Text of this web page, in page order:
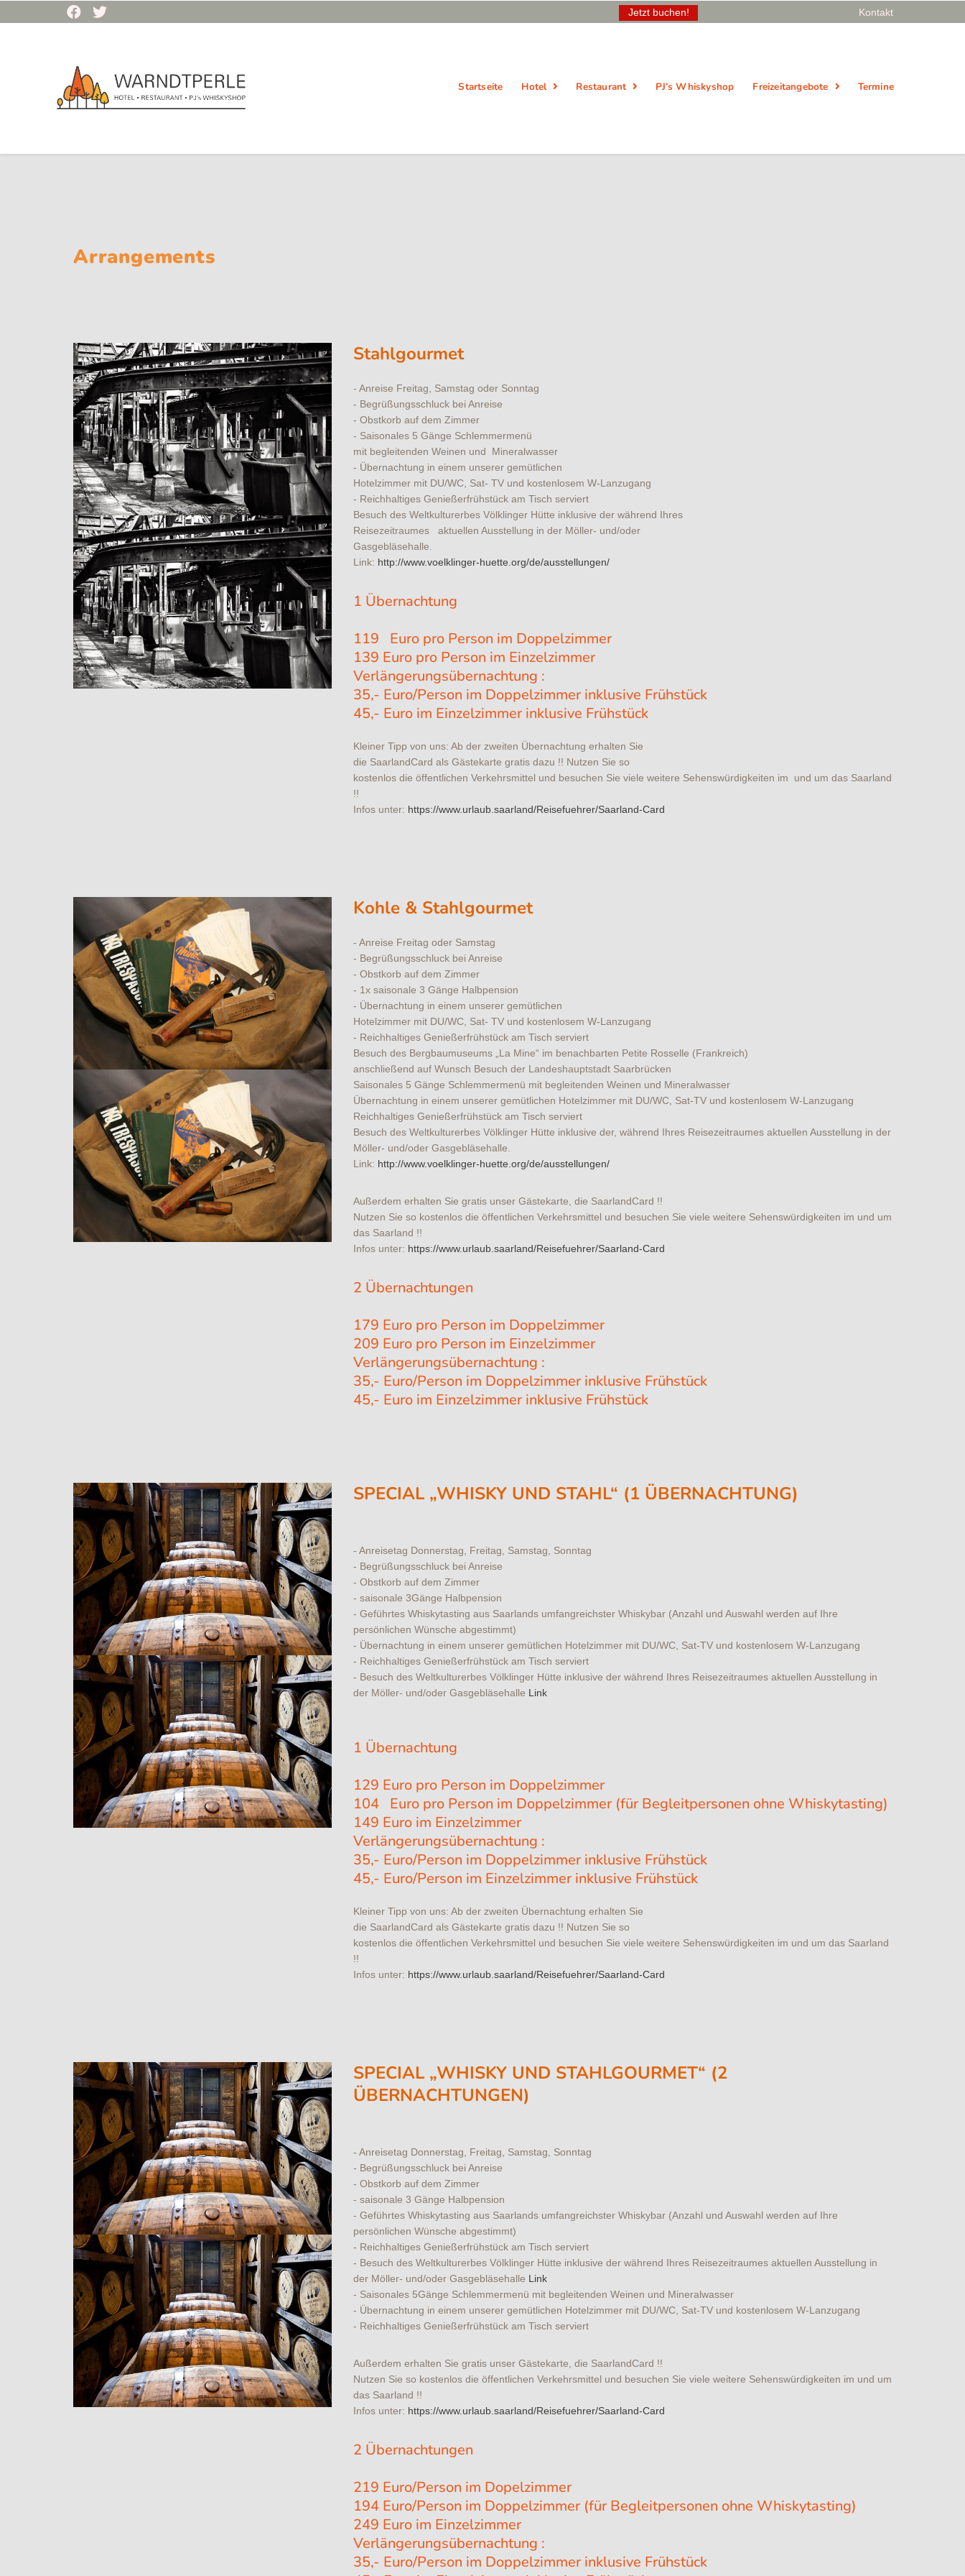
Jetzt buchen! Kontakt
Startseite Hotel Restaurant PJ’s Whiskyshop Freizeitangebote Termine
Arrangements
Stahlgourmet
- Anreise Freitag, Samstag oder Sonntag
- Begrüßungsschluck bei Anreise
- Obstkorb auf dem Zimmer
- Saisonales 5 Gänge Schlemmermenü
mit begleitenden Weinen und Mineralwasser
- Übernachtung in einem unserer gemütlichen
Hotelzimmer mit DU/WC, Sat- TV und kostenlosem W-Lanzugang
- Reichhaltiges Genießerfrühstück am Tisch serviert
Besuch des Weltkulturerbes Völklinger Hütte inklusive der während Ihres
Reisezeitraumes aktuellen Ausstellung in der Möller- und/oder
Gasgebläsehalle.
Link: http://www.voelklinger-huette.org/de/ausstellungen/
1 Übernachtung
119 Euro pro Person im Doppelzimmer
139 Euro pro Person im Einzelzimmer
Verlängerungsübernachtung :
35,- Euro/Person im Doppelzimmer inklusive Frühstück
45,- Euro im Einzelzimmer inklusive Frühstück
Kleiner Tipp von uns: Ab der zweiten Übernachtung erhalten Sie
die SaarlandCard als Gästekarte gratis dazu !! Nutzen Sie so
kostenlos die öffentlichen Verkehrsmittel und besuchen Sie viele weitere Sehenswürdigkeiten im und um das Saarland
!!
Infos unter: https://www.urlaub.saarland/Reisefuehrer/Saarland-Card
Kohle & Stahlgourmet
- Anreise Freitag oder Samstag
- Begrüßungsschluck bei Anreise
- Obstkorb auf dem Zimmer
- 1x saisonale 3 Gänge Halbpension
- Übernachtung in einem unserer gemütlichen
Hotelzimmer mit DU/WC, Sat- TV und kostenlosem W-Lanzugang
- Reichhaltiges Genießerfrühstück am Tisch serviert
Besuch des Bergbaumuseums „La Mine“ im benachbarten Petite Rosselle (Frankreich)
anschließend auf Wunsch Besuch der Landeshauptstadt Saarbrücken
Saisonales 5 Gänge Schlemmermenü mit begleitenden Weinen und Mineralwasser
Übernachtung in einem unserer gemütlichen Hotelzimmer mit DU/WC, Sat-TV und kostenlosem W-Lanzugang
Reichhaltiges Genießerfrühstück am Tisch serviert
Besuch des Weltkulturerbes Völklinger Hütte inklusive der, während Ihres Reisezeitraumes aktuellen Ausstellung in der
Möller- und/oder Gasgebläsehalle.
Link: http://www.voelklinger-huette.org/de/ausstellungen/
Außerdem erhalten Sie gratis unser Gästekarte, die SaarlandCard !!
Nutzen Sie so kostenlos die öffentlichen Verkehrsmittel und besuchen Sie viele weitere Sehenswürdigkeiten im und um
das Saarland !!
Infos unter: https://www.urlaub.saarland/Reisefuehrer/Saarland-Card
2 Übernachtungen
179 Euro pro Person im Doppelzimmer
209 Euro pro Person im Einzelzimmer
Verlängerungsübernachtung :
35,- Euro/Person im Doppelzimmer inklusive Frühstück
45,- Euro im Einzelzimmer inklusive Frühstück
SPECIAL „WHISKY UND STAHL“ (1 ÜBERNACHTUNG)
- Anreisetag Donnerstag, Freitag, Samstag, Sonntag
- Begrüßungsschluck bei Anreise
- Obstkorb auf dem Zimmer
- saisonale 3Gänge Halbpension
- Geführtes Whiskytasting aus Saarlands umfangreichster Whiskybar (Anzahl und Auswahl werden auf Ihre
persönlichen Wünsche abgestimmt)
- Übernachtung in einem unserer gemütlichen Hotelzimmer mit DU/WC, Sat-TV und kostenlosem W-Lanzugang
- Reichhaltiges Genießerfrühstück am Tisch serviert
- Besuch des Weltkulturerbes Völklinger Hütte inklusive der während Ihres Reisezeitraumes aktuellen Ausstellung in
der Möller- und/oder Gasgebläsehalle Link
1 Übernachtung
129 Euro pro Person im Doppelzimmer
104 Euro pro Person im Doppelzimmer (für Begleitpersonen ohne Whiskytasting)
149 Euro im Einzelzimmer
Verlängerungsübernachtung :
35,- Euro/Person im Doppelzimmer inklusive Frühstück
45,- Euro/Person im Einzelzimmer inklusive Frühstück
Kleiner Tipp von uns: Ab der zweiten Übernachtung erhalten Sie
die SaarlandCard als Gästekarte gratis dazu !! Nutzen Sie so
kostenlos die öffentlichen Verkehrsmittel und besuchen Sie viele weitere Sehenswürdigkeiten im und um das Saarland
!!
Infos unter: https://www.urlaub.saarland/Reisefuehrer/Saarland-Card
SPECIAL „WHISKY UND STAHLGOURMET“ (2
ÜBERNACHTUNGEN)
- Anreisetag Donnerstag, Freitag, Samstag, Sonntag
- Begrüßungsschluck bei Anreise
- Obstkorb auf dem Zimmer
- saisonale 3 Gänge Halbpension
- Geführtes Whiskytasting aus Saarlands umfangreichster Whiskybar (Anzahl und Auswahl werden auf Ihre
persönlichen Wünsche abgestimmt)
- Reichhaltiges Genießerfrühstück am Tisch serviert
- Besuch des Weltkulturerbes Völklinger Hütte inklusive der während Ihres Reisezeitraumes aktuellen Ausstellung in
der Möller- und/oder Gasgebläsehalle Link
- Saisonales 5Gänge Schlemmermenü mit begleitenden Weinen und Mineralwasser
- Übernachtung in einem unserer gemütlichen Hotelzimmer mit DU/WC, Sat-TV und kostenlosem W-Lanzugang
- Reichhaltiges Genießerfrühstück am Tisch serviert
Außerdem erhalten Sie gratis unser Gästekarte, die SaarlandCard !!
Nutzen Sie so kostenlos die öffentlichen Verkehrsmittel und besuchen Sie viele weitere Sehenswürdigkeiten im und um
das Saarland !!
Infos unter: https://www.urlaub.saarland/Reisefuehrer/Saarland-Card
2 Übernachtungen
219 Euro/Person im Dopelzimmer
194 Euro/Person im Doppelzimmer (für Begleitpersonen ohne Whiskytasting)
249 Euro im Einzelzimmer
Verlängerungsübernachtung :
35,- Euro/Person im Doppelzimmer inklusive Frühstück